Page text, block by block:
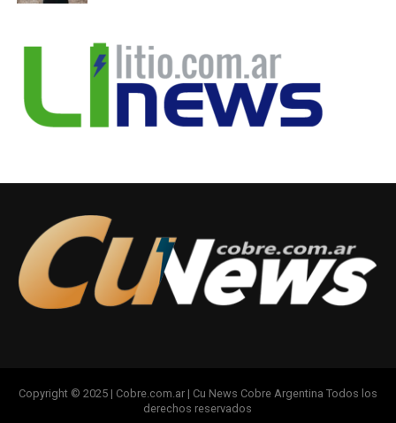
Copyright © 2025 | Cobre.com.ar | Cu News Cobre Argentina Todos los
derechos reservados